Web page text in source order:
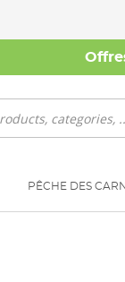
PÊCHE DES